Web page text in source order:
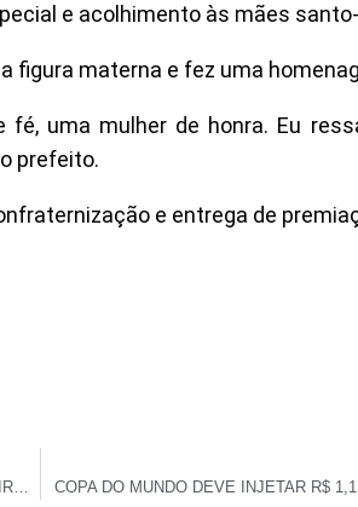
e acolhimento às mães
figura materna e fez uma
uma mulher de honra. Eu
prefeito.
e entrega de
BANCO CENTRAL COMEÇA A RECOLHER NOTAS ANTIGAS DO REAL, MAS DINHEIRO EM PAPEL CONTINUA VALENDO COPA DO MUNDO DEVE INJETAR R$